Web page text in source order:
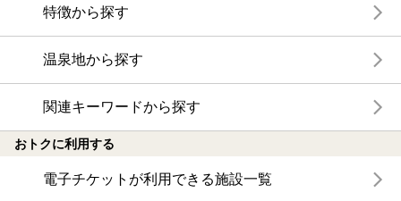
特徴から探す
温泉地から探す
関連キーワードから探す
おトクに利用する
電子チケットが利用できる施設一覧